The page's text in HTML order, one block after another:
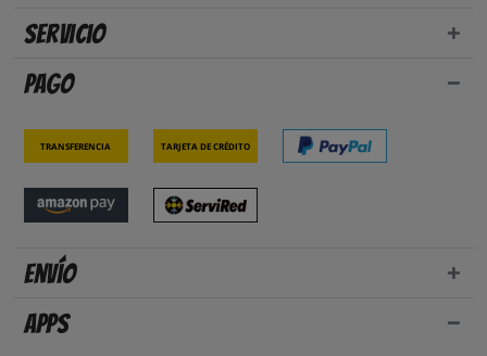
Servicio
Pago
Transferencia Tarjeta de crédito
Envío
Apps